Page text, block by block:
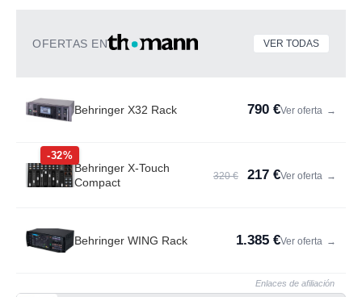
OFERTAS EN VER TODAS
Behringer X32 Rack 790 €Ver oferta →
-32%
Behringer X-Touch
Compact
320 € 217 €Ver oferta →
Behringer WING Rack 1.385 €Ver oferta →
Enlaces de afiliación